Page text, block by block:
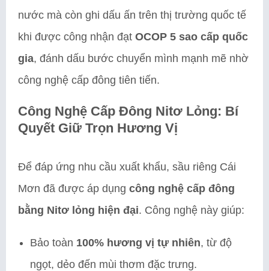
nước mà còn ghi dấu ấn trên thị trường quốc tế
khi được công nhận đạt OCOP 5 sao cấp quốc
gia, đánh dấu bước chuyển mình mạnh mẽ nhờ
công nghệ cấp đông tiên tiến.
Công Nghệ Cấp Đông Nitơ Lỏng: Bí
Quyết Giữ Trọn Hương Vị
Để đáp ứng nhu cầu xuất khẩu, sầu riêng Cái
Mơn đã được áp dụng công nghệ cấp đông
bằng Nitơ lỏng hiện đại. Công nghệ này giúp:
Bảo toàn 100% hương vị tự nhiên, từ độ
ngọt, dẻo đến mùi thơm đặc trưng.